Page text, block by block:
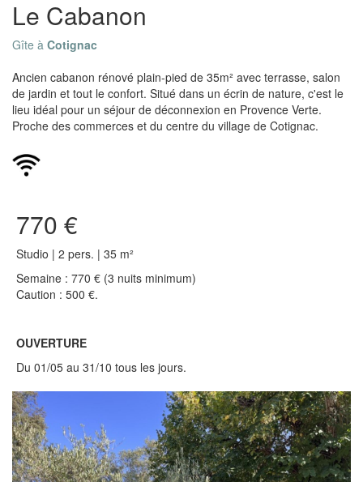
Le Cabanon
Gîte à Cotignac
Ancien cabanon rénové plain-pied de 35m² avec terrasse, salon
de jardin et tout le confort. Situé dans un écrin de nature, c'est le
lieu idéal pour un séjour de déconnexion en Provence Verte.
Proche des commerces et du centre du village de Cotignac.
770 €
Studio | 2 pers. | 35 m²
Semaine : 770 € (3 nuits minimum)
Caution : 500 €.
OUVERTURE
Du 01/05 au 31/10 tous les jours.